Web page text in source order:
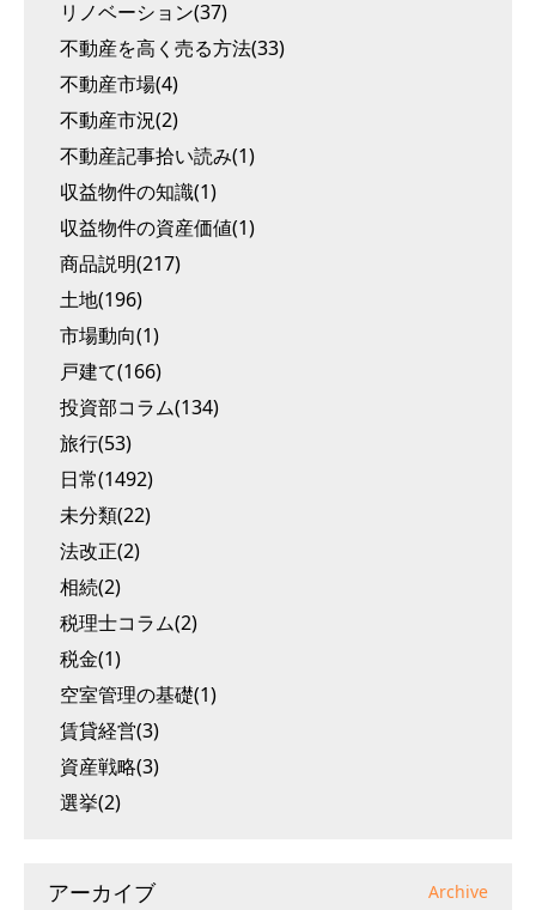
リノベーション(37)
不動産を高く売る方法(33)
不動産市場(4)
不動産市況(2)
不動産記事拾い読み(1)
収益物件の知識(1)
収益物件の資産価値(1)
商品説明(217)
土地(196)
市場動向(1)
戸建て(166)
投資部コラム(134)
旅行(53)
日常(1492)
未分類(22)
法改正(2)
相続(2)
税理士コラム(2)
税金(1)
空室管理の基礎(1)
賃貸経営(3)
資産戦略(3)
選挙(2)
アーカイブ Archive